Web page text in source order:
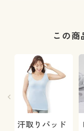
この
汗取りパッド